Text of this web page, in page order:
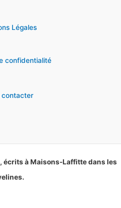
Légales
confidentialité
contacter
écrits à Maisons-Laffitte dans les